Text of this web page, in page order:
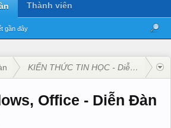
gần đây
Thành viên
KIẾN THỨC TIN HỌC - Diễn Đàn
Office - Diễn Đàn